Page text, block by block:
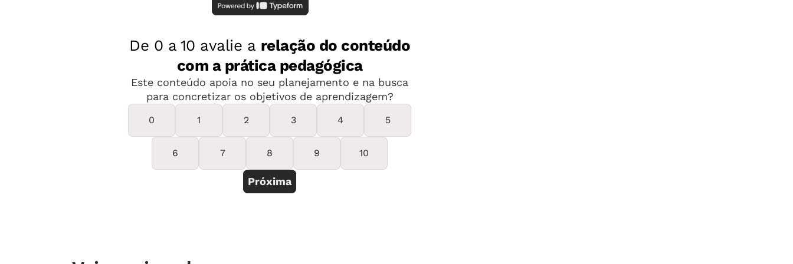
Paula. Ao professor cabe ensinar as estratégias para desenvolver o cálculo
mental. "Senão, eles transferem o cálculo mental para os dedos". É preciso,
portanto, capacitar as crianças a entender como pensar. Para entender quais
estratégias são elaboradas para chegar ao resultado de uma questão, basta
uma coisa simples: perguntar!
Para ajudar seus alunos a desenvolver estratégias para o cálculo mental em
operações de multiplicação e divisão no Ensino Fundamental 1,
selecionamos 16 planos de aula de umtotal de 1.500 planos de Matemática
já adaptados para o ensino remoto. Todos os planos de aula NOVA ESCOLA
contemplam atividades que colocam o aluno no centro do processo de